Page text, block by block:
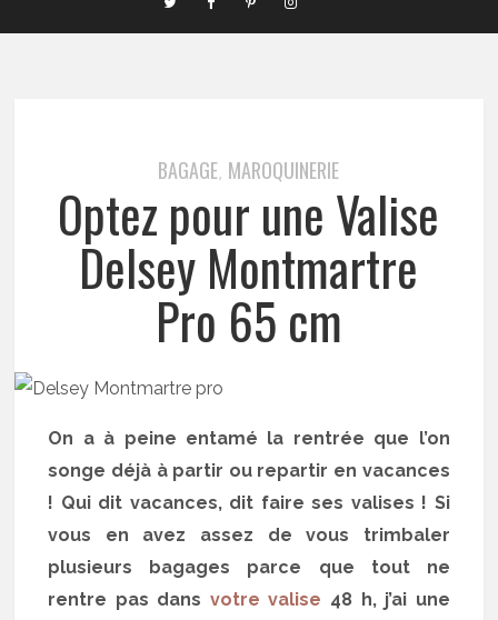
BAGAGE, MAROQUINERIE
Optez pour une Valise
Delsey Montmartre
Pro 65 cm
On a à peine entamé la rentrée que l’on
songe déjà à partir ou repartir en vacances
! Qui dit vacances, dit faire ses valises ! Si
vous en avez assez de vous trimbaler
plusieurs bagages parce que tout ne
rentre pas dans votre valise 48 h, j’ai une